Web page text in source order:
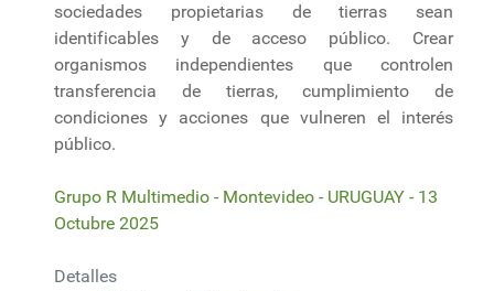
sociedades propietarias de tierras sean
identificables y de acceso público. Crear
organismos independientes que controlen
transferencia de tierras, cumplimiento de
condiciones y acciones que vulneren el interés
público.
Grupo R Multimedio - Montevideo - URUGUAY - 13
Octubre 2025
Detalles